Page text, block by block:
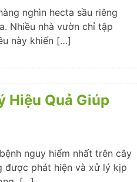
nghìn hecta sầu riêng
Nhiều nhà vườn chỉ tập
này khiến […]
Hiệu Quả Giúp
nguy hiểm nhất trên cây
được phát hiện và xử lý kịp